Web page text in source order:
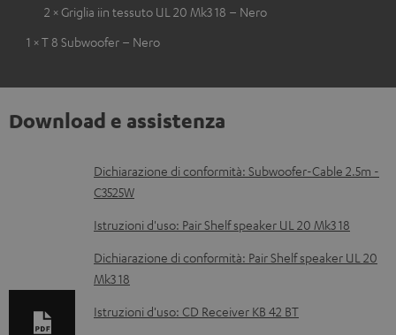
2 × Griglia iin tessuto UL 20 Mk3 18 – Nero
1 × T 8 Subwoofer – Nero
Download e assistenza
D
o
c
u
m
e
Dichiarazione di conformità: Subwoofer-Cable 2.5m -
C3525W
Istruzioni d'uso: Pair Shelf speaker UL 20 Mk3 18
Dichiarazione di conformità: Pair Shelf speaker UL 20
Mk3 18
Istruzioni d'uso: CD Receiver KB 42 BT